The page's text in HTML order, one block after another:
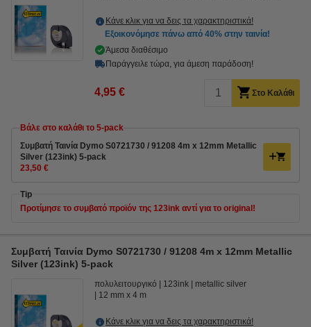
Κάνε κλικ για να δεις τα χαρακτηριστικά!
Εξοικονόμησε πάνω από 40% στην ταινία!
Άμεσα διαθέσιμο
Παράγγειλε τώρα, για άμεση παράδοση!
4,95 € Στο Καλάθι
Βάλε στο καλάθι το 5-pack
Συμβατή Ταινία Dymo S0721730 / 91208 4m x 12mm Metallic
Silver (123ink) 5-pack
23,50 €
Tip
Προτίμησε το συμβατό προϊόν της 123ink αντί για το original!
Συμβατή Ταινία Dymo S0721730 / 91208 4m x 12mm Metallic
Silver (123ink) 5-pack
πολυλειτουργικό 123ink
metallic silver
12 mm x 4 m
Κάνε κλικ για να δεις τα χαρακτηριστικά!